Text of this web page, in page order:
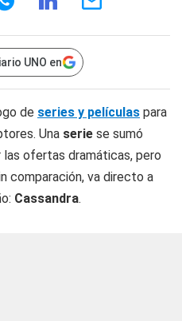
UNO en
de series y películas para
Una serie se sumó
ofertas dramáticas, pero
comparación, va directo a
Cassandra.